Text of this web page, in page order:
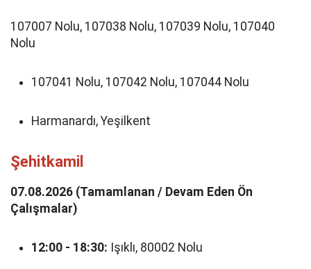
107007 Nolu, 107038 Nolu, 107039 Nolu, 107040
Nolu
107041 Nolu, 107042 Nolu, 107044 Nolu
Harmanardı, Yeşilkent
Şehitkamil
07.08.2026 (Tamamlanan / Devam Eden Ön
Çalışmalar)
12:00 - 18:30: Işıklı, 80002 Nolu